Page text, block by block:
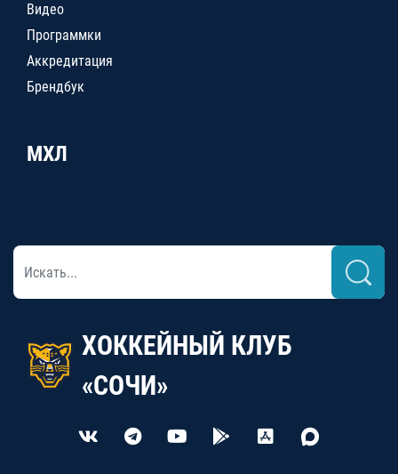
Видео
Программки
Аккредитация
Брендбук
МХЛ
ХОККЕЙНЫЙ КЛУБ
«СОЧИ»